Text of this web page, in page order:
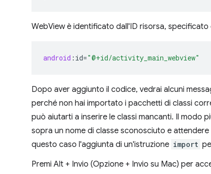
WebView è identificato dall'ID risorsa,
android : id="@+id/activity_main_webview"
Dopo aver aggiunto il codice, vedrai alcuni
perché non hai importato i pacchetti di classi
può aiutarti a inserire le classi mancanti. Il modo
sopra un nome di classe sconosciuto e
questo caso l'aggiunta di un'istruzione import
Premi Alt + Invio (Opzione + Invio su Mac) per